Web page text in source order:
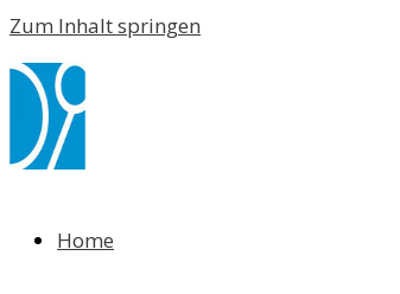
Zum Inhalt springen
Home